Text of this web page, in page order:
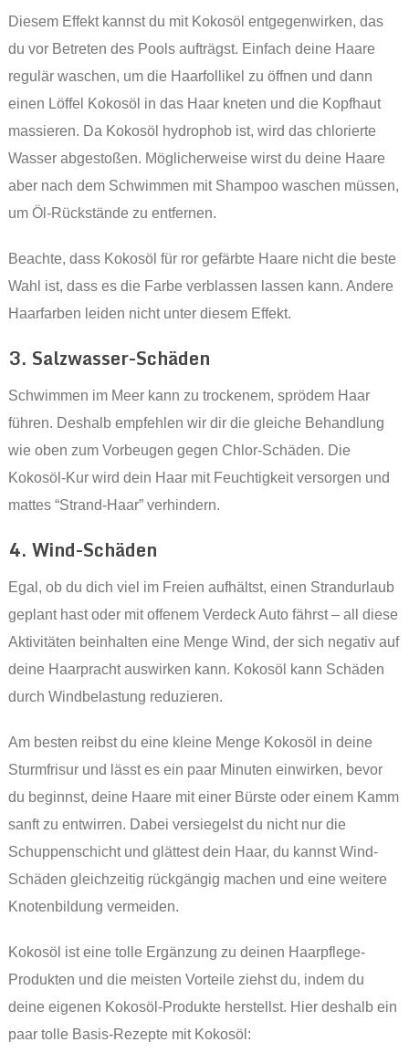
Diesem Effekt kannst du mit Kokosöl entgegenwirken, das
du vor Betreten des Pools aufträgst. Einfach deine Haare
regulär waschen, um die Haarfollikel zu öffnen und dann
einen Löffel Kokosöl in das Haar kneten und die Kopfhaut
massieren. Da Kokosöl hydrophob ist, wird das chlorierte
Wasser abgestoßen. Möglicherweise wirst du deine Haare
aber nach dem Schwimmen mit Shampoo waschen müssen,
um Öl-Rückstände zu entfernen.
Beachte, dass Kokosöl für ror gefärbte Haare nicht die beste
Wahl ist, dass es die Farbe verblassen lassen kann. Andere
Haarfarben leiden nicht unter diesem Effekt.
3. Salzwasser-Schäden
Schwimmen im Meer kann zu trockenem, sprödem Haar
führen. Deshalb empfehlen wir dir die gleiche Behandlung
wie oben zum Vorbeugen gegen Chlor-Schäden. Die
Kokosöl-Kur wird dein Haar mit Feuchtigkeit versorgen und
mattes “Strand-Haar” verhindern.
4. Wind-Schäden
Egal, ob du dich viel im Freien aufhältst, einen Strandurlaub
geplant hast oder mit offenem Verdeck Auto fährst – all diese
Aktivitäten beinhalten eine Menge Wind, der sich negativ auf
deine Haarpracht auswirken kann. Kokosöl kann Schäden
durch Windbelastung reduzieren.
Am besten reibst du eine kleine Menge Kokosöl in deine
Sturmfrisur und lässt es ein paar Minuten einwirken, bevor
du beginnst, deine Haare mit einer Bürste oder einem Kamm
sanft zu entwirren. Dabei versiegelst du nicht nur die
Schuppenschicht und glättest dein Haar, du kannst Wind-
Schäden gleichzeitig rückgängig machen und eine weitere
Knotenbildung vermeiden.
Kokosöl ist eine tolle Ergänzung zu deinen Haarpflege-
Produkten und die meisten Vorteile ziehst du, indem du
deine eigenen Kokosöl-Produkte herstellst. Hier deshalb ein
paar tolle Basis-Rezepte mit Kokosöl: